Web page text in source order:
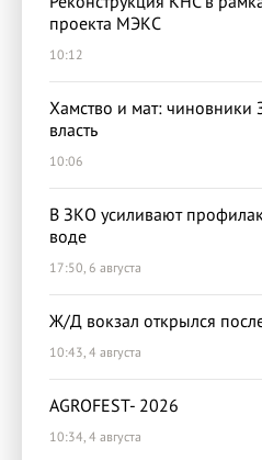
проекта МЭКС
10:12
Хамство и мат: чиновники
власть
10:06
В ЗКО усиливают
воде
17:50, 6 августа
Ж/Д вокзал открылся
10:43, 4 августа
AGROFEST- 2026
10:34, 4 августа